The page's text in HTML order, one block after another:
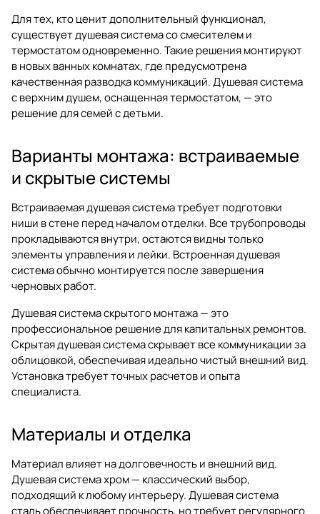
Для тех, кто ценит дополнительный функционал,
существует душевая система со смесителем и
термостатом одновременно. Такие решения монтируют
в новых ванных комнатах, где предусмотрена
качественная разводка коммуникаций. Душевая система
с верхним душем, оснащенная термостатом, — это
решение для семей с детьми.
Варианты монтажа: встраиваемые
и скрытые системы
Встраиваемая душевая система требует подготовки
ниши в стене перед началом отделки. Все трубопроводы
прокладываются внутри, остаются видны только
элементы управления и лейки. Встроенная душевая
система обычно монтируется после завершения
черновых работ.
Душевая система скрытого монтажа — это
профессиональное решение для капитальных ремонтов.
Скрытая душевая система скрывает все коммуникации за
облицовкой, обеспечивая идеально чистый внешний вид.
Установка требует точных расчетов и опыта
специалиста.
Материалы и отделка
Материал влияет на долговечность и внешний вид.
Душевая система хром — классический выбор,
подходящий к любому интерьеру. Душевая система
сталь обеспечивает прочность, но требует регулярного